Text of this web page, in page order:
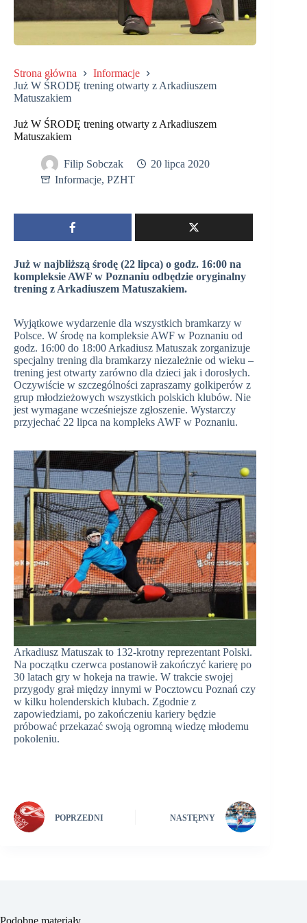
Strona główna
Informacje
Już W ŚRODĘ trening otwarty z Arkadiuszem
Matuszakiem
Już W ŚRODĘ trening otwarty z Arkadiuszem
Matuszakiem
Filip Sobczak
20 lipca 2020
Informacje, PZHT
Już w najbliższą środę (22 lipca) o godz. 16:00 na
kompleksie AWF w Poznaniu odbędzie oryginalny
trening z Arkadiuszem Matuszakiem.
Wyjątkowe wydarzenie dla wszystkich bramkarzy w
Polsce. W środę na kompleksie AWF w Poznaniu od
godz. 16:00 do 18:00 Arkadiusz Matuszak zorganizuje
specjalny trening dla bramkarzy niezależnie od wieku –
trening jest otwarty zarówno dla dzieci jak i dorosłych.
Oczywiście w szczególności zapraszamy golkiperów z
grup młodzieżowych wszystkich polskich klubów. Nie
jest wymagane wcześniejsze zgłoszenie. Wystarczy
przyjechać 22 lipca na kompleks AWF w Poznaniu.
Arkadiusz Matuszak to 132-krotny reprezentant Polski.
Na początku czerwca postanowił zakończyć karierę po
30 latach gry w hokeja na trawie. W trakcie swojej
przygody grał między innymi w Pocztowcu Poznań czy
w kilku holenderskich klubach. Zgodnie z
zapowiedziami, po zakończeniu kariery będzie
próbować przekazać swoją ogromną wiedzę młodemu
pokoleniu.
POPRZEDNI NASTĘPNY